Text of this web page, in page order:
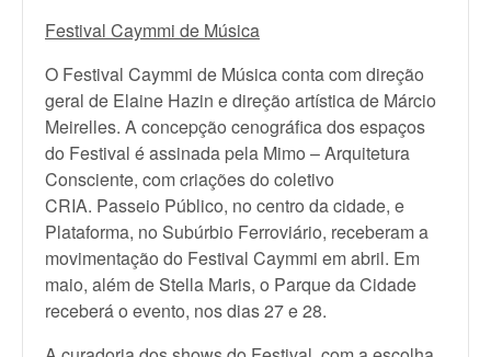
Festival Caymmi de Música
O Festival Caymmi de Música conta com direção
geral de Elaine Hazin e direção artística de Márcio
Meirelles. A concepção cenográfica dos espaços
do Festival é assinada pela Mimo – Arquitetura
Consciente, com criações do coletivo
CRIA. Passeio Público, no centro da cidade, e
Plataforma, no Subúrbio Ferroviário, receberam a
movimentação do Festival Caymmi em abril. Em
maio, além de Stella Maris, o Parque da Cidade
receberá o evento, nos dias 27 e 28.